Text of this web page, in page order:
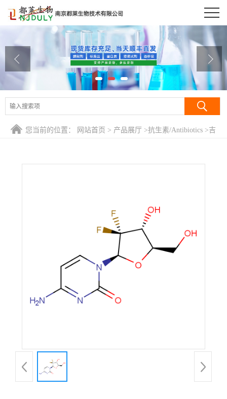
公司介绍
产品展厅
证书荣誉
您当前的位置： 网站首页 > 产品展厅 >抗生素/Antibiotics >吉